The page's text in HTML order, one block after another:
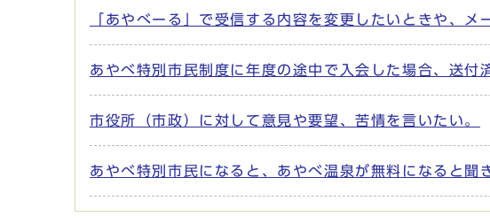
「あやべーる」で受信する内容を変更したいときや、
あやべ特別市民制度に年度の途中で入会した場合、送付
市役所（市政）に対して意見や要望、苦情を言いたい。
あやべ特別市民になると、あやべ温泉が無料になると聞